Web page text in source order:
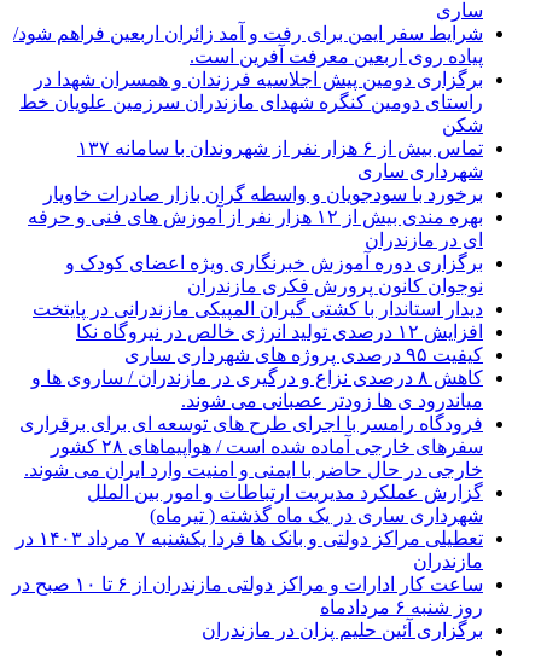
ساری
شرایط سفر ایمن برای رفت و آمد زائران اربعین فراهم شود/
پیاده روی اربعین معرفت آفرین است.
برگزاری دومین پیش اجلاسیه فرزندان و همسران شهدا در
راستای دومین کنگره شهدای مازندران سرزمین علویان خط
شکن
تماس بیش از ۶ هزار نفر از شهروندان با سامانه ۱۳۷
شهرداری ساری
برخورد با سودجویان و واسطه گران بازار صادرات خاویار
بهره مندی بیش از ۱۲ هزار نفر از آموزش های فنی و حرفه
ای در مازندران
برگزاری دوره آموزش خبرنگاری ویژه اعضای کودک و
نوجوان کانون پرورش فکری مازندران
دیدار استاندار با کشتی گیران المپیکی مازندرانی در پایتخت
افزایش ۱۲ درصدی تولید انرژی خالص در نیروگاه نکا
کیفیت ۹۵ درصدی پروژه های شهرداری ساری
کاهش ۸ درصدی نزاع و درگیری در مازندران / ساروی ها و
میاندرود ی ها زودتر عصبانی می شوند.
فرودگاه رامسر با اجرای طرح های توسعه ای برای برقراری
سفرهای خارجی آماده شده است / هواپیماهای ۲۸ کشور
خارجی در حال حاضر با ایمنی و امنیت وارد ایران می شوند.
گزارش عملکرد مدیریت ارتباطات و امور بین الملل
شهرداری ساری در یک ماه گذشته ( تیرماه)
تعطیلی مراکز دولتی و بانک ها فردا یکشنبه ۷ مرداد ۱۴۰۳ در
مازندران
ساعت کار ادارات و مراکز دولتی مازندران از ۶ تا ۱۰ صبح در
روز شنبه ۶ مردادماه
برگزاری آئین حلیم پزان در مازندران